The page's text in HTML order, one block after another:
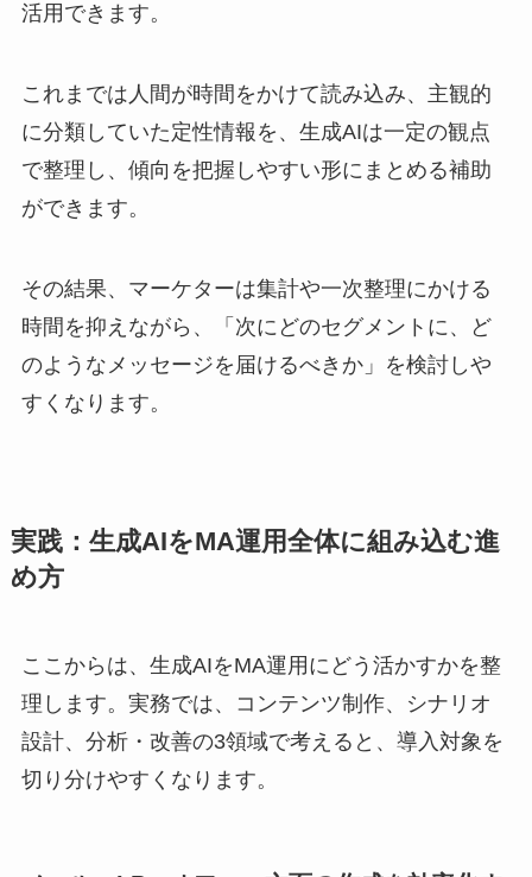
活用できます。
これまでは人間が時間をかけて読み込み、主観的
に分類していた定性情報を、生成AIは一定の観点
で整理し、傾向を把握しやすい形にまとめる補助
ができます。
その結果、マーケターは集計や一次整理にかける
時間を抑えながら、「次にどのセグメントに、ど
のようなメッセージを届けるべきか」を検討しや
すくなります。
実践：生成AIをMA運用全体に組み込む進
め方
ここからは、生成AIをMA運用にどう活かすかを整
理します。実務では、コンテンツ制作、シナリオ
設計、分析・改善の3領域で考えると、導入対象を
切り分けやすくなります。